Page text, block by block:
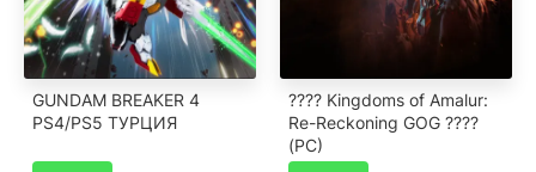
GUNDAM BREAKER 4
PS4/PS5 ТУРЦИЯ
???? Kingdoms of Amalur:
Re-Reckoning GOG ????
(PC)